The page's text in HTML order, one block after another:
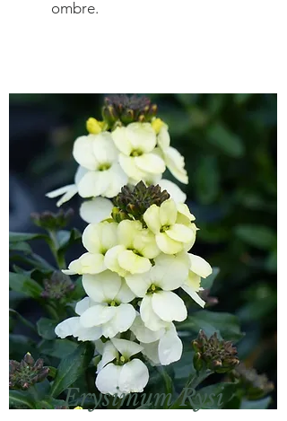
ombre.
Erysimum Rysi